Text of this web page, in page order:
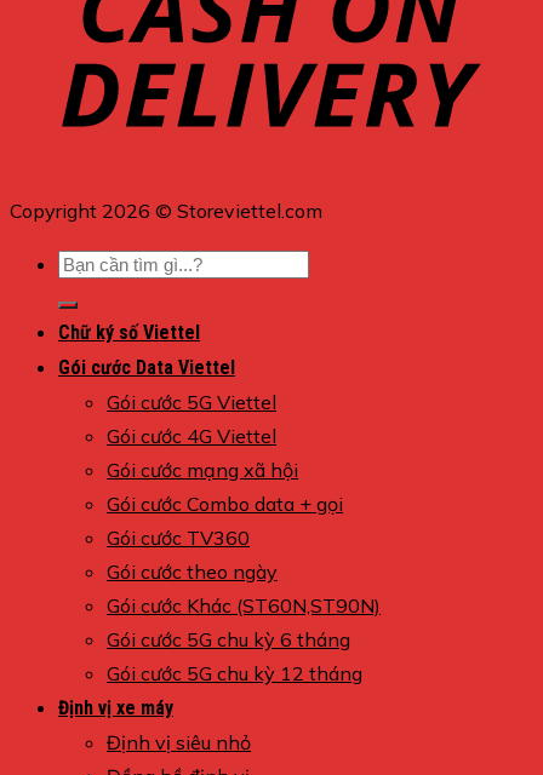
Copyright 2026 © Storeviettel.com
Tìm
kiếm:
Chữ ký số Viettel
Gói cước Data Viettel
Gói cước 5G Viettel
Gói cước 4G Viettel
Gói cước mạng xã hội
Gói cước Combo data + gọi
Gói cước TV360
Gói cước theo ngày
Gói cước Khác (ST60N,ST90N)
Gói cước 5G chu kỳ 6 tháng
Gói cước 5G chu kỳ 12 tháng
Định vị xe máy
Định vị siêu nhỏ